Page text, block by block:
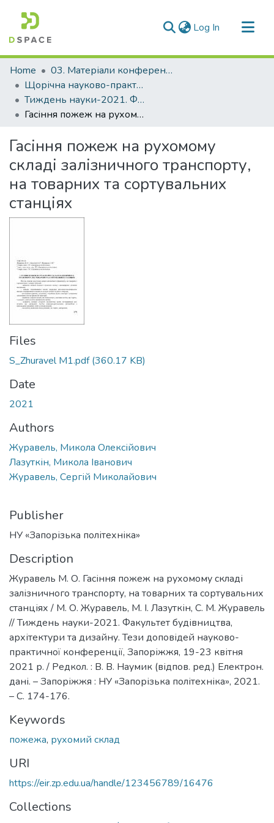
Log In (current)
Communities & Collections
All of DSpace
Statistics
Home
03. Матеріали конференцій та семінарів
Щорічна науково-практична конференція «Тиждень науки»
Тиждень науки-2021. Факультет будівництва, архітектури та дизайну
Гасіння пожеж на рухомому складі залізничного транспорту, на товарних та сортувальних станціях
Гасіння пожеж на рухомому
складі залізничного транспорту,
на товарних та сортувальних
станціях
Files
S_Zhuravel M1.pdf(360.17 KB)
Date
2021
Authors
Журавель, Микола Олексійович
Лазуткін, Микола Іванович
Журавель, Сергій Миколайович
Publisher
НУ «Запорізька політехніка»
Description
Журавель М. О. Гасіння пожеж на рухомому складі
залізничного транспорту, на товарних та сортувальних
станціях / М. О. Журавель, М. І. Лазуткін, С. М. Журавель
// Тиждень науки-2021. Факультет будівництва,
архітектури та дизайну. Тези доповідей науково-
практичної конференції, Запоріжжя, 19-23 квітня
2021 р. / Редкол. : В. В. Наумик (відпов. ред.) Електрон.
дані. – Запоріжжя : НУ «Запорізька політехніка», 2021.
– С. 174-176.
Keywords
пожежа, рухомий склад
URI
https://eir.zp.edu.ua/handle/123456789/16476
Collections